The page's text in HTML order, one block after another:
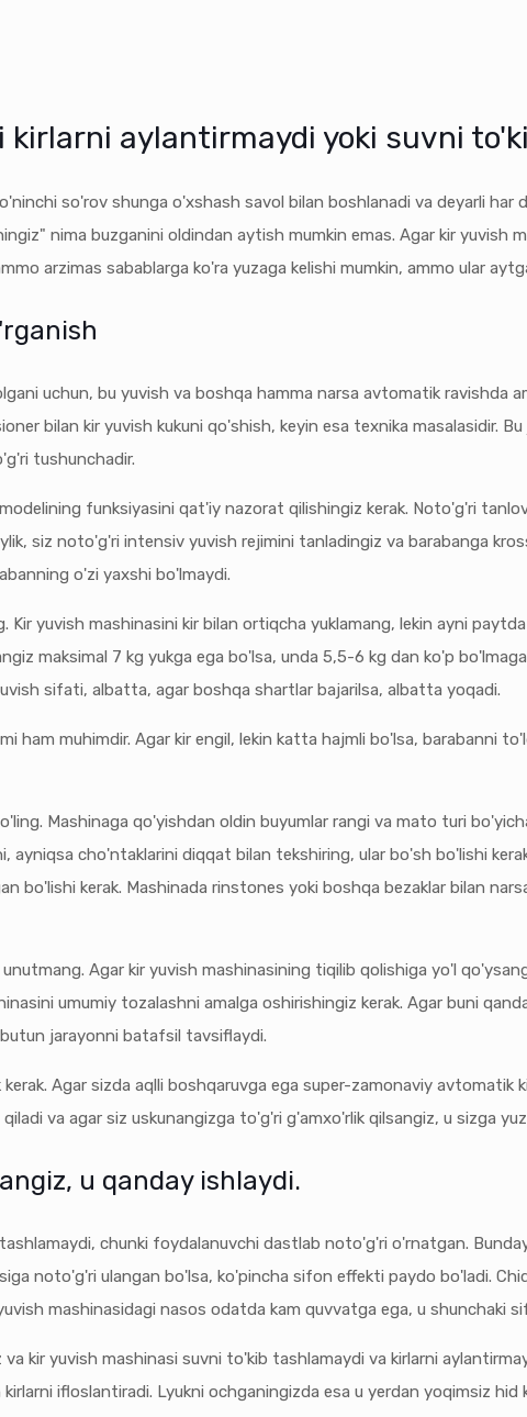
aylantirmaydi yoki suvni
so'rov shunga o'xshash savol bilan boshlanadi va deyarli har
nima buzganini oldindan aytish mumkin emas. Agar kir yuvish
arzimas sabablarga ko'ra yuzaga kelishi mumkin, ammo ular
uchun, bu yuvish va boshqa hamma narsa avtomatik ravishda
bilan kir yuvish kukuni qo'shish, keyin esa texnika masalasidir.
tushunchadir.
funksiyasini qat'iy nazorat qilishingiz kerak. Noto'g'ri
siz noto'g'ri intensiv yuvish rejimini tanladingiz va barabanga
o'zi yaxshi bo'lmaydi.
Kir yuvish mashinasini kir bilan ortiqcha yuklamang, lekin ayni
maksimal 7 kg yukga ega bo'lsa, unda 5,5-6 kg dan ko'p
sifati, albatta, agar boshqa shartlar bajarilsa, albatta yoqadi.
ham muhimdir. Agar kir engil, lekin katta hajmli bo'lsa, barabanni
Mashinaga qo'yishdan oldin buyumlar rangi va mato turi
ayniqsa cho'ntaklarini diqqat bilan tekshiring, ular bo'sh bo'lishi
bo'lishi kerak. Mashinada rinstones yoki boshqa bezaklar bilan
Agar kir yuvish mashinasining tiqilib qolishiga yo'l
umumiy tozalashni amalga oshirishingiz kerak. Agar buni
jarayonni batafsil tavsiflaydi.
Agar sizda aqlli boshqaruvga ega super-zamonaviy avtomatik
va agar siz uskunangizga to'g'ri g'amxo'rlik qilsangiz, u sizga
u qanday ishlaydi.
chunki foydalanuvchi dastlab noto'g'ri o'rnatgan.
noto'g'ri ulangan bo'lsa, ko'pincha sifon effekti paydo bo'ladi.
mashinasidagi nasos odatda kam quvvatga ega, u shunchaki
kir yuvish mashinasi suvni to'kib tashlamaydi va kirlarni
ifloslantiradi. Lyukni ochganingizda esa u yerdan yoqimsiz hid